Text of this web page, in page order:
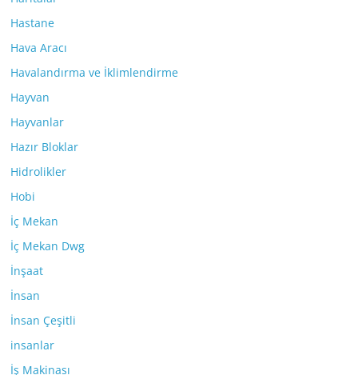
Hastane
Hava Aracı
Havalandırma ve İklimlendirme
Hayvan
Hayvanlar
Hazır Bloklar
Hidrolikler
Hobi
İç Mekan
İç Mekan Dwg
İnşaat
İnsan
İnsan Çeşitli
insanlar
İş Makinası